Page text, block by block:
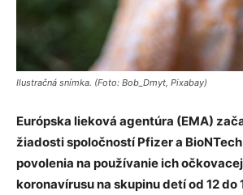
Ilustračná snímka. (Foto: Bob_Dmyt, Pixabay)
Európska lieková agentúra (EMA)
žiadosti spoločností Pfizer a
povolenia na používanie ich
koronavírusu na skupinu detí od 12 do